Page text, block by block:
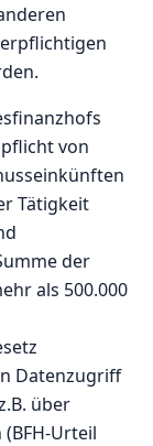
von
Tätigkeit
der
als 500.000
Datenzugriff
über
Urteil